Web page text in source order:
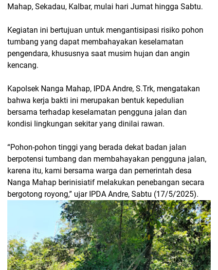
Mahap, Sekadau, Kalbar, mulai hari Jumat hingga Sabtu.
Kegiatan ini bertujuan untuk mengantisipasi risiko pohon
tumbang yang dapat membahayakan keselamatan
pengendara, khususnya saat musim hujan dan angin
kencang.
Kapolsek Nanga Mahap, IPDA Andre, S.Trk, mengatakan
bahwa kerja bakti ini merupakan bentuk kepedulian
bersama terhadap keselamatan pengguna jalan dan
kondisi lingkungan sekitar yang dinilai rawan.
“Pohon-pohon tinggi yang berada dekat badan jalan
berpotensi tumbang dan membahayakan pengguna jalan,
karena itu, kami bersama warga dan pemerintah desa
Nanga Mahap berinisiatif melakukan penebangan secara
bergotong royong,” ujar IPDA Andre, Sabtu (17/5/2025).